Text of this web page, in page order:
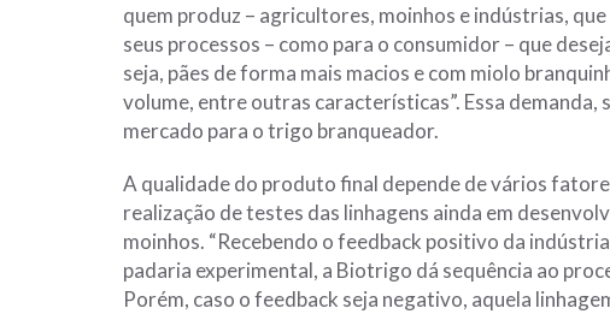
quem produz – agricultores, moinhos e indústrias,
seus processos – como para o consumidor – que
seja, pães de forma mais macios e com miolo
volume, entre outras características”. Essa demanda,
mercado para o trigo branqueador.
A qualidade do produto final depende de vários
realização de testes das linhagens ainda em
moinhos. “Recebendo o feedback positivo da
padaria experimental, a Biotrigo dá sequência ao
Porém, caso o feedback seja negativo, aquela